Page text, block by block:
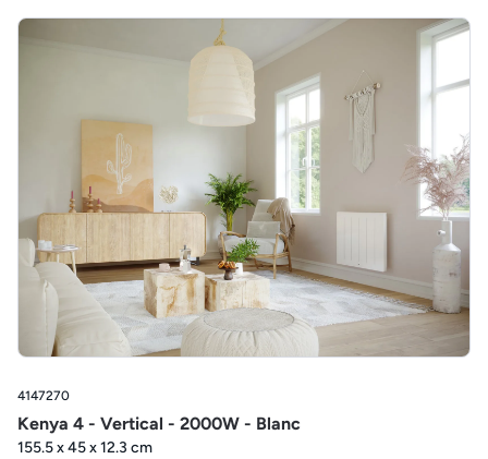
4147270
Kenya 4 - Vertical - 2000W - Blanc
155.5 x 45 x 12.3 cm